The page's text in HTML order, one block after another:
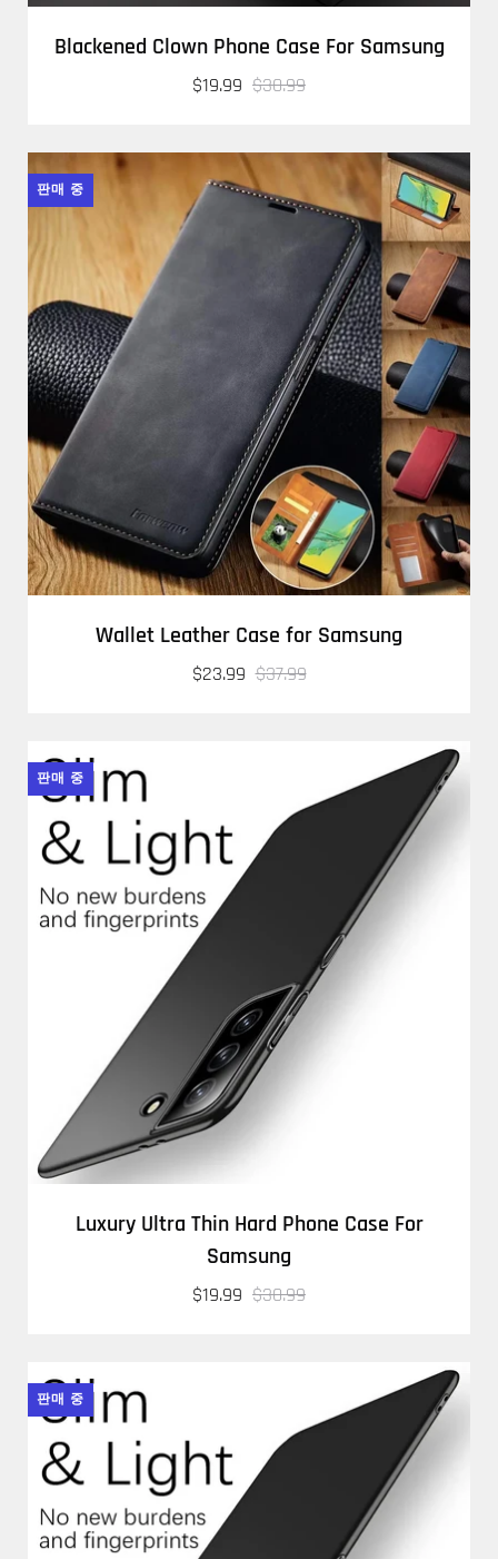
Blackened Clown Phone Case For Samsung
$19.99 $30.99
판매 중
Wallet Leather Case for Samsung
$23.99 $37.99
판매 중
Luxury Ultra Thin Hard Phone Case For
Samsung
$19.99 $30.99
판매 중